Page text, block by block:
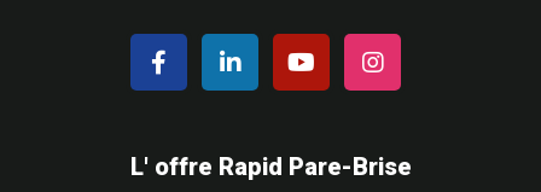
L' offre Rapid Pare-Brise